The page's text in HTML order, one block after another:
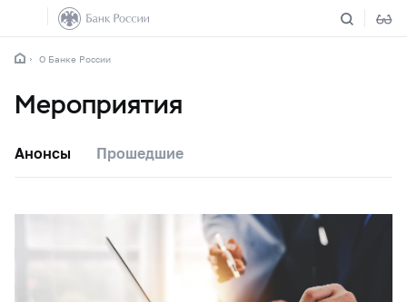
О Банке России
Мероприятия
Анонсы Прошедшие